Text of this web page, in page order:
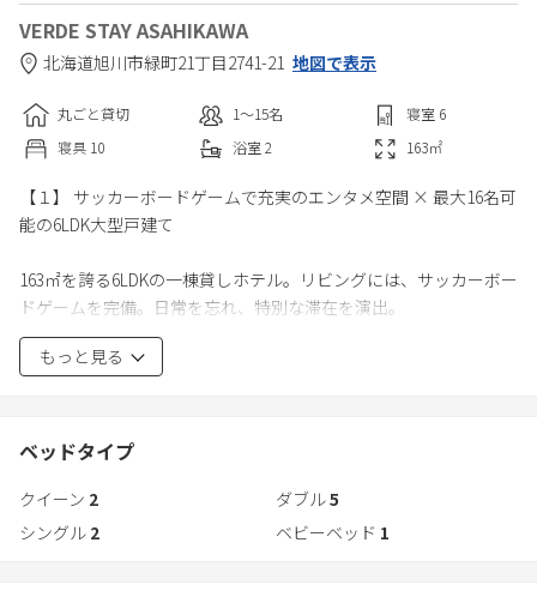
VERDE STAY ASAHIKAWA
北海道旭川市緑町21丁目2741-21 地図で表示
丸ごと貸切 1〜15名 寝室 6
寝具 10 浴室 2 163㎡
【１】 サッカーボードゲームで充実のエンタメ空間 × 最大16名可
能の6LDK大型戸建て
163㎡を誇る6LDKの一棟貸しホテル。リビングには、サッカーボー
ドゲームを完備。日常を忘れ、特別な滞在を演出。
バスルームとシャワールームを各1つ、トイレを2つ備え、洗面台
も2箇所に設置した充実の水回り環境。
上質なインテリアに囲まれ、全員が同じ屋根の下で絆を深める団
もっと見る
ベッドタイプ
クイーン 2 ダブル5
シングル 2 ベビーベッド 1